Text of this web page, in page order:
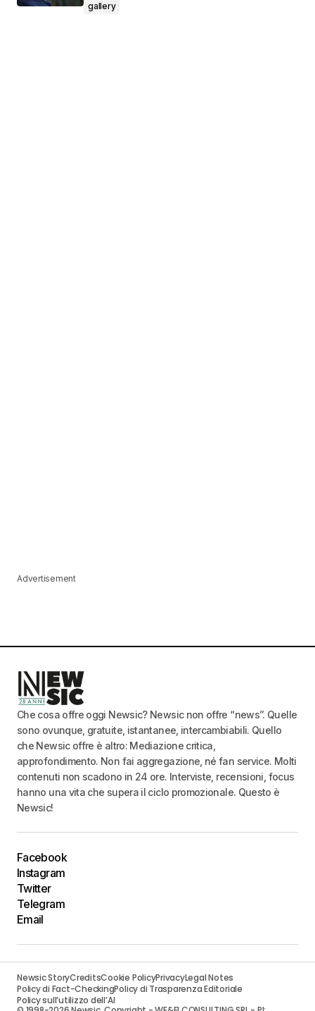
gallery
Advertisement
Che cosa offre oggi Newsic? Newsic non offre “news”. Quelle
sono ovunque, gratuite, istantanee, intercambiabili. Quello
che Newsic offre è altro: Mediazione critica,
approfondimento. Non fai aggregazione, né fan service. Molti
contenuti non scadono in 24 ore. Interviste, recensioni, focus
hanno una vita che supera il ciclo promozionale. Questo è
Newsic!
Facebook
Instagram
Twitter
Telegram
Email
Newsic StoryCreditsCookie PolicyPrivacyLegal Notes
Policy di Fact-CheckingPolicy di Trasparenza Editoriale
Policy sull’utilizzo dell’AI